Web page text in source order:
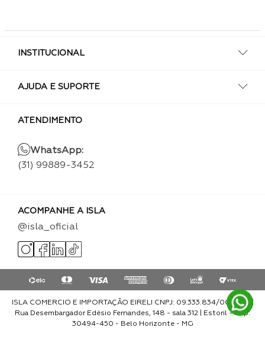
INSTITUCIONAL
AJUDA E SUPORTE
ATENDIMENTO
WhatsApp:
(31) 99889-3452
ACOMPANHE A ISLA
@isla_oficial
ISLA COMERCIO E IMPORTAÇÃO EIRELI CNPJ: 09.333.834/0001-93 |
Rua Desembargador Edésio Fernandes, 148 - sala 312 | Estoril - Cep:
30494-450 - Belo Horizonte - MG